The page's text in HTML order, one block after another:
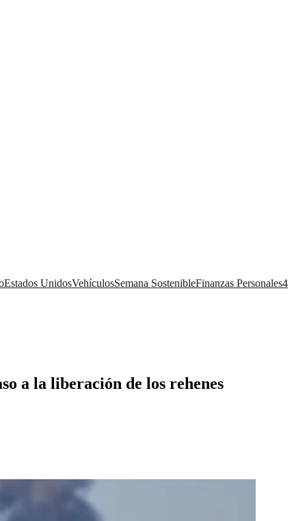
Estados UnidosVehículosSemana SostenibleFinanzas Personales4
a la liberación de los rehenes